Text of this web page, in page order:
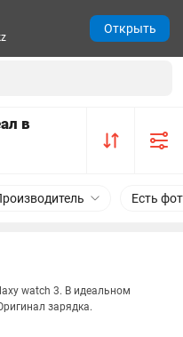
в
Есть
watch 3. В идеальном
зарядка.
Открыть